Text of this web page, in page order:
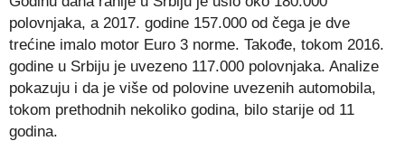
polovnjaka, a 2017. godine 157.000 od čega je dve
trećine imalo motor Euro 3 norme. Takođe, tokom 2016.
godine u Srbiju je uvezeno 117.000 polovnjaka. Analize
pokazuju i da je više od polovine uvezenih automobila,
tokom prethodnih nekoliko godina, bilo starije od 11
godina.